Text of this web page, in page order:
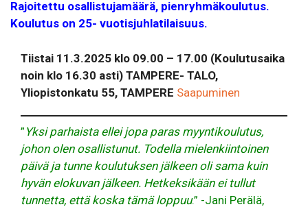
Rajoitettu osallistujamäärä, pienryhmäkoulutus.
Koulutus on 25- vuotisjuhlatilaisuus.
Tiistai 11.3.2025 klo 09.00 – 17.00 (Koulutusaika
noin klo 16.30 asti) TAMPERE- TALO,
Yliopistonkatu 55, TAMPERE Saapuminen
” Yksi parhaista ellei jopa paras myyntikoulutus,
johon olen osallistunut. Todella mielenkiintoinen
päivä ja tunne koulutuksen jälkeen oli sama kuin
hyvän elokuvan jälkeen. Hetkeksikään ei tullut
tunnetta, että koska tämä loppuu.” -Jani Perälä,